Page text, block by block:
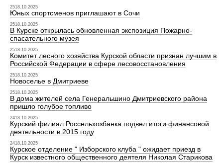
2518.10.2025
Юных спортсменов приглашают в Сочи
2518.10.2025
В Курске открылась обновленная экспозиция Пожарно-
спасательного музея
2518.10.2025
Комитет лесного хозяйства Курской области признан лучшим в
Российской Федерации в сфере лесовосстановления
2518.10.2025
Новоселье в Дмитриеве
2518.10.2025
В дома жителей села Генеральшино Дмитриевского района
пришло голубое топливо
2418.10.2025
Курский филиал Россельхозбанка подвел итоги финансовой
деятельности в 2015 году
2418.10.2025
Курское отделение " Изборского клуба " ожидает приезд в
Курск известного общественного деятеля Николая Старикова